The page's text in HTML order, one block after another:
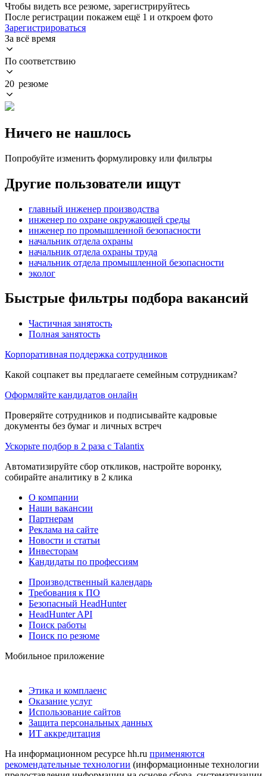
Чтобы видеть все резюме, зарегистрируйтесь
После регистрации покажем ещё 1 и откроем фото
Зарегистрироваться
За всё время
По соответствию
20 резюме
Ничего не нашлось
Попробуйте изменить формулировку или фильтры
Другие пользователи ищут
главный инженер производства
инженер по охране окружающей среды
инженер по промышленной безопасности
начальник отдела охраны
начальник отдела охраны труда
начальник отдела промышленной безопасности
эколог
Быстрые фильтры подбора вакансий
Частичная занятость
Полная занятость
Корпоративная поддержка сотрудников
Какой соцпакет вы предлагаете семейным сотрудникам?
Оформляйте кандидатов онлайн
Проверяйте сотрудников и подписывайте кадровые
документы без бумаг и личных встреч
Ускорьте подбор в 2 раза с Talantix
Автоматизируйте сбор откликов, настройте воронку,
собирайте аналитику в 2 клика
О компании
Наши вакансии
Партнерам
Реклама на сайте
Новости и статьи
Инвесторам
Кандидаты по профессиям
Производственный календарь
Требования к ПО
Безопасный HeadHunter
HeadHunter API
Поиск работы
Поиск по резюме
Мобильное приложение
Этика и комплаенс
Оказание услуг
Использование сайтов
Защита персональных данных
ИТ аккредитация
На информационном ресурсе hh.ru применяются
рекомендательные технологии (информационные технологии